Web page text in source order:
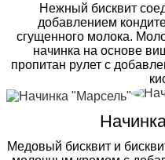
Нежный бисквит
добавлением
сгущенного молока.
начинка на основе
пропитан рулет с
Медовый бисквит и